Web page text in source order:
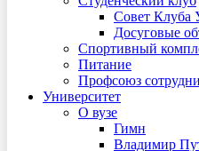
Совет Клуба
Досуговые
Спортивный
Питание
Профсоюз
Университет
О вузе
Гимн
Владимир